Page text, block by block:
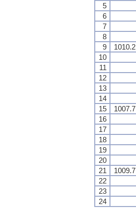
5
6
7
8
9
1010.2
10
11
12
13
14
15
1007.7
16
17
18
19
20
21
1009.7
22
23
24